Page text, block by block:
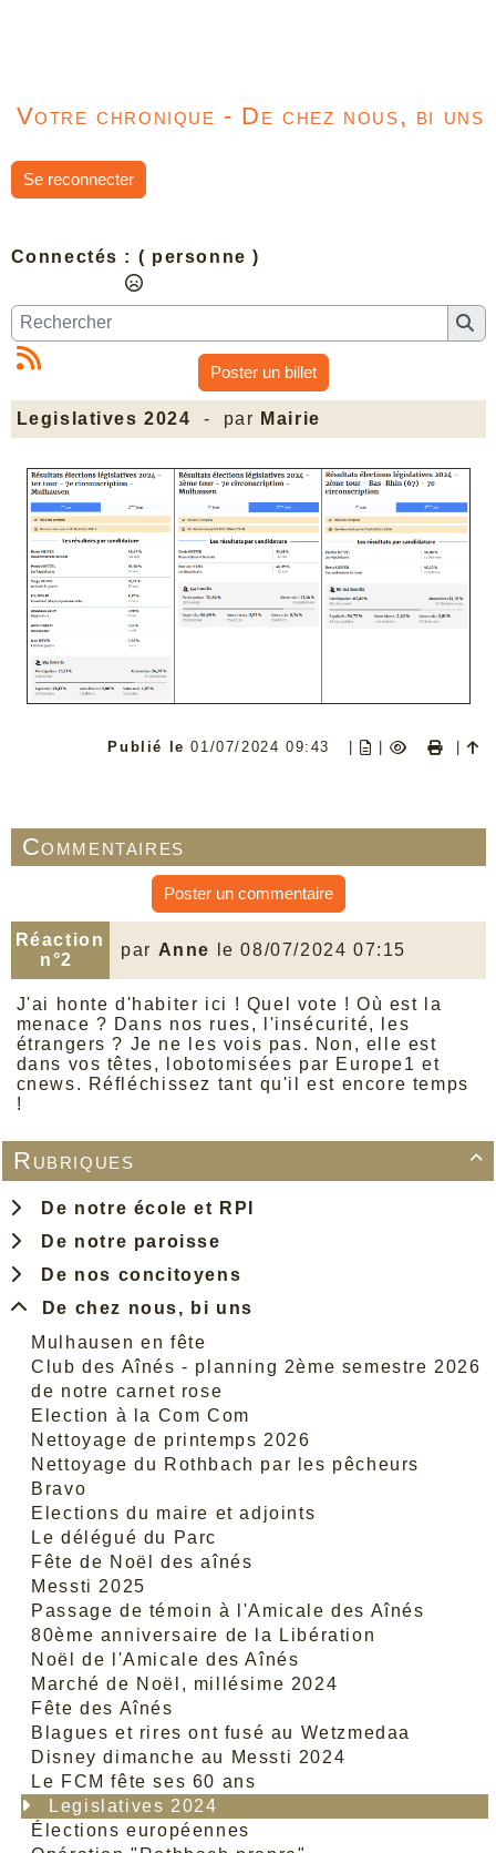

Rubriques
De notre école et RPI
De notre paroisse
De nos concitoyens
De chez nous, bi uns
Mulhausen en fête
Club des Aînés - planning 2ème semestre 2026
de notre carnet rose
Election à la Com Com
Nettoyage de printemps 2026
Nettoyage du Rothbach par les pêcheurs
Bravo
Elections du maire et adjoints
Le délégué du Parc
Fête de Noël des aînés
Messti 2025
Passage de témoin à l'Amicale des Aînés
80ème anniversaire de la Libération
Noël de l'Amicale des Aînés
Marché de Noël, millésime 2024
Fête des Aînés
Blagues et rires ont fusé au Wetzmedaa
Disney dimanche au Messti 2024
Le FCM fête ses 60 ans
Legislatives 2024
Élections européennes
Votre chronique - De chez nous, bi uns
Se reconnecter
Connectés : ( personne )
Poster un billet
Legislatives 2024 - par Mairie
Publié le01/07/2024 09:43 |
Commentaires
Poster un commentaire
Réaction
n°2
par Anne le 08/07/2024 07:15
J'ai honte d'habiter ici ! Quel vote ! Où est la
menace ? Dans nos rues, l'insécurité, les
étrangers ? Je ne les vois pas. Non, elle est
dans vos têtes, lobotomisées par Europe1 et
cnews. Réfléchissez tant qu'il est encore temps
!